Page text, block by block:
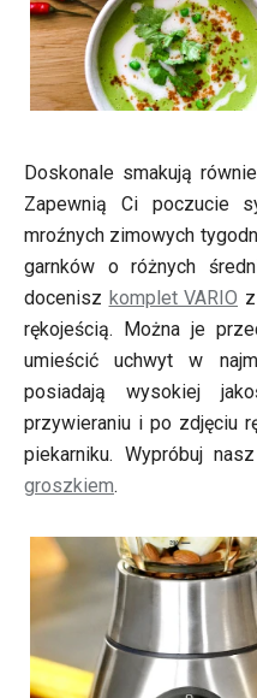
Doskonale smakują
Zapewnią Ci poczucie
mroźnych zimowych
garnków o różnych
docenisz komplet VARIO
rękojeścią. Można je
umieścić uchwyt w
posiadają wysokiej
przywieraniu i po zdjęciu
piekarniku. Wypróbuj nasz
groszkiem.